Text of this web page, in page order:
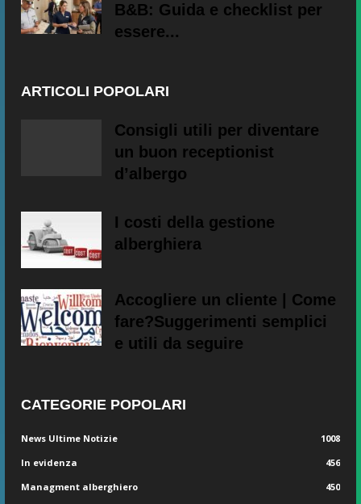
B&B: Guida e checklist per
essere...
ARTICOLI POPOLARI
Consigli utili per diventare
un buon receptionist
d’albergo
I costi della gestione
alberghiera
Accogliere un cliente | Come
fare?Suggerimenti semplici
e utili da seguire
CATEGORIE POPOLARI
News Ultime Notizie
1008
In evidenza
456
Managment alberghiero
450